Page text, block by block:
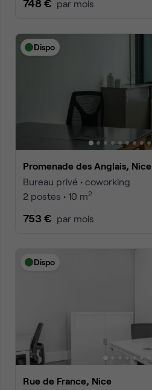
748 € par mois
Dispo
Promenade des Anglais, Nice
Bureau privé • coworking
2 postes • 10 m2
753 € par mois
Dispo
Rue de France, Nice